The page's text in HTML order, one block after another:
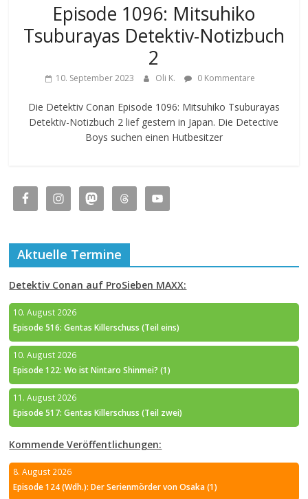
Episode 1096: Mitsuhiko
Tsuburayas Detektiv-Notizbuch
2
10. September 2023 Oli K. 0 Kommentare
Die Detektiv Conan Episode 1096: Mitsuhiko Tsuburayas
Detektiv-Notizbuch 2 lief gestern in Japan. Die Detective
Boys suchen einen Hutbesitzer
Aktuelle Termine
Detektiv Conan auf ProSieben MAXX:
10. August 2026
Episode 516: Gentas Killerschuss (Teil eins)
10. August 2026
Episode 122: Wo ist Nintaro Shinmei? (1)
11. August 2026
Episode 517: Gentas Killerschuss (Teil zwei)
Kommende Veröffentlichungen:
8. August 2026
Episode 124 (Wdh.): Der Serienmörder von Osaka (1)